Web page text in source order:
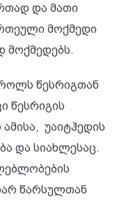
და მათი
მოქმედი
მოქმედებს.
წესრიგთან
წესრიგის
უაიტჰედის
და სიახლესაც.
წარსულთან